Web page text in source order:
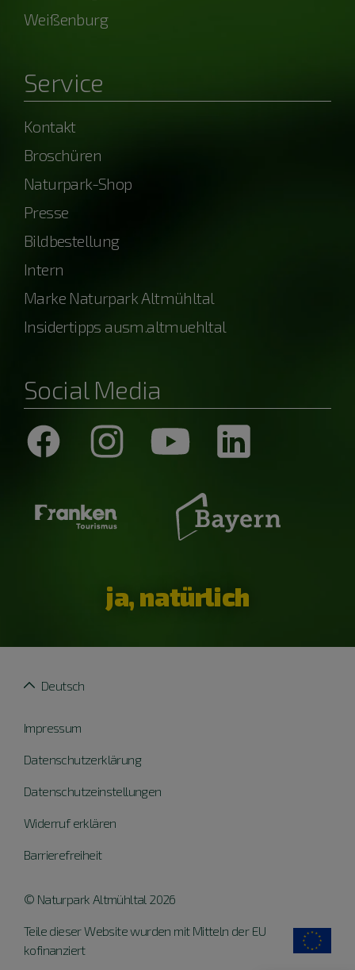
Weißenburg
Service
Kontakt
Broschüren
Naturpark-Shop
Presse
Bildbestellung
Intern
Marke Naturpark Altmühltal
Insidertipps ausm.altmuehltal
Social Media
ja, natürlich
Impressum
Datenschutzerklärung
Datenschutzeinstellungen
Widerruf erklären
Barrierefreiheit
Deutsch
© Naturpark Altmühltal 2026
Teile dieser Website wurden mit Mitteln der EU
kofinanziert